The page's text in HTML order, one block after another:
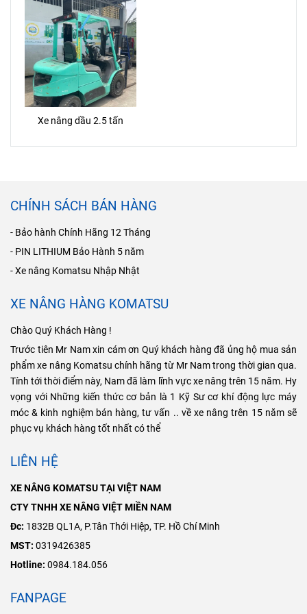
dỡ, nâng hạ hàng hóa tại kho
xưởng, siêu thị, nhà máy và
trung tâm logistics.
Xe nâng dầu 2.5 tấn
CHÍNH SÁCH BÁN HÀNG
- Bảo hành Chính Hãng 12 Tháng
- PIN LITHIUM Bảo Hành 5 năm
- Xe nâng Komatsu Nhập Nhật
XE NÂNG HÀNG KOMATSU
Chào Quý Khách Hàng !
Trước tiên Mr Nam xin cám ơn Quý khách hàng đã ủng hộ mua sản
phẩm xe nâng Komatsu chính hãng từ Mr Nam trong thời gian qua.
Tính tới thời điểm này, Nam đã làm lĩnh vực xe nâng trên 15 năm. Hy
vọng với Những kiến thức cơ bản là 1 Kỹ Sư cơ khí động lực máy
móc & kinh nghiệm bán hàng, tư vấn .. về xe nâng trên 15 năm sẽ
phục vụ khách hàng tốt nhất có thể
LIÊN HỆ
XE NÂNG KOMATSU TẠI VIỆT NAM
CTY TNHH XE NÂNG VIỆT MIỀN NAM
Đc: 1832B QL1A, P.Tân Thới Hiệp, TP. Hồ Chí Minh
MST: 0319426385
Hotline: 0984.184.056
FANPAGE